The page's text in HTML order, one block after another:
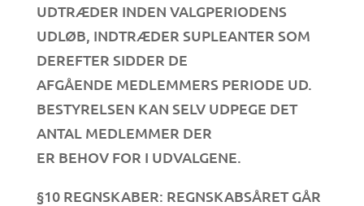
UDTRÆDER INDEN VALGPERIODENS
UDLØB, INDTRÆDER SUPLEANTER SOM
DEREFTER SIDDER DE
AFGÅENDE MEDLEMMERS PERIODE UD.
BESTYRELSEN KAN SELV UDPEGE DET
ANTAL MEDLEMMER DER
ER BEHOV FOR I UDVALGENE.
§10 REGNSKABER: REGNSKABSÅRET GÅR